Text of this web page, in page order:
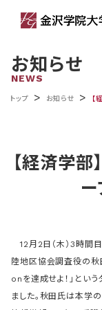
お知らせ
NEWS
トップ > お知らせ > 【
【経済学
ー
12月2日（木）3時間
陸地区協会調査役の秋
onを達成せよ！」とい
ました。秋田氏は本学